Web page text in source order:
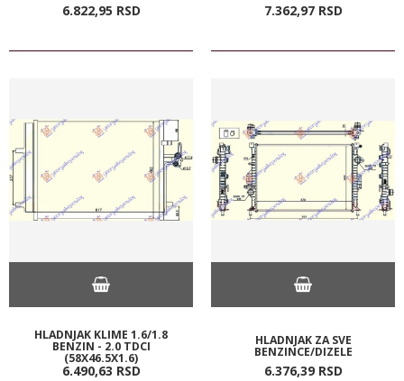
6.822,95 RSD 7.362,97 RSD
HLADNJAK KLIME 1.6/1.8
BENZIN - 2.0 TDCI
(58X46.5X1.6)
6.490,63 RSD
HLADNJAK ZA SVE
BENZINCE/DIZELE
6.376,39 RSD